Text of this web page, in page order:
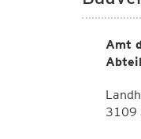
Amt
3109